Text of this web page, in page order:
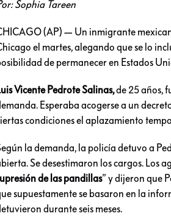
Sophia Tareen
(AP) — Un inmigrante
el martes, alegando que se lo
de permanecer en Estados
Vicente Pedrote Salinas,de 25 años,
Esperaba acogerse a un
condiciones el aplazamiento
la demanda, la policía detuvo a
Se desestimaron los cargos. Los
de las pandillas” y dijeron que
supuestamente se basaron en la
durante seis meses.